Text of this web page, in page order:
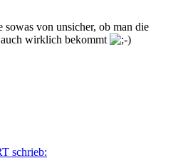
sowas von unsicher, ob man die
wirklich bekommt
schrieb: